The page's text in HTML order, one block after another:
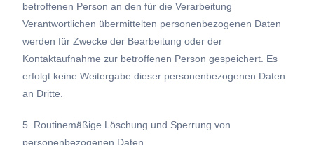
betroffenen Person an den für die Verarbeitung
Verantwortlichen übermittelten personenbezogenen Daten
werden für Zwecke der Bearbeitung oder der
Kontaktaufnahme zur betroffenen Person gespeichert. Es
erfolgt keine Weitergabe dieser personenbezogenen Daten
an Dritte.
5. Routinemäßige Löschung und Sperrung von
personenbezogenen Daten